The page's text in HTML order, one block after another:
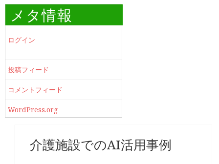
メタ情報
ログイン
投稿フィード
コメントフィード
WordPress.org
介護施設でのAI活用事例